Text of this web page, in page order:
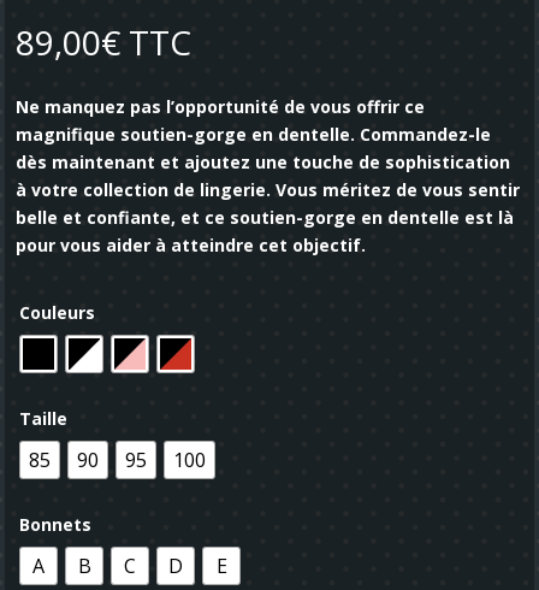
89,00€ TTC
Ne manquez pas l’opportunité de vous offrir ce
magnifique soutien-gorge en dentelle. Commandez-le
dès maintenant et ajoutez une touche de sophistication
à votre collection de lingerie. Vous méritez de vous sentir
belle et confiante, et ce soutien-gorge en dentelle est là
pour vous aider à atteindre cet objectif.
Couleurs
Taille
85 90 95 100
Bonnets
A B C D E